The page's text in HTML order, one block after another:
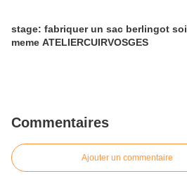
stage: fabriquer un sac berlingot soi
meme ATELIERCUIRVOSGES
Commentaires
Ajouter un commentaire